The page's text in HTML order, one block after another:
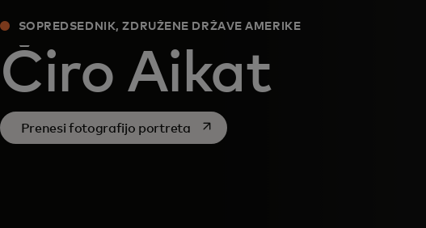
SOPREDSEDNIK, ZDRUŽENE DRŽAVE AMERIKE
Čiro Aikat
Prenesi fotografijo portretaopens in a new tab